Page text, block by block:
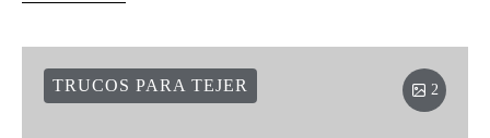
TRUCOS PARA TEJER 2